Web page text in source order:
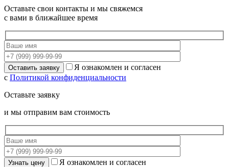
Оставьте свои контакты и мы свяжемся
с вами в ближайшее время
Я ознакомлен и согласен
с Политикой конфиденциальности
Оставьте заявку
и мы отправим вам стоимость
Я ознакомлен и согласен